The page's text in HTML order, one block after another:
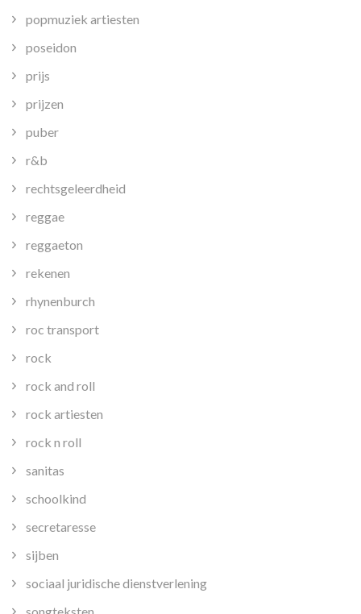
popmuziek artiesten
poseidon
prijs
prijzen
puber
r&b
rechtsgeleerdheid
reggae
reggaeton
rekenen
rhynenburch
roc transport
rock
rock and roll
rock artiesten
rock n roll
sanitas
schoolkind
secretaresse
sijben
sociaal juridische dienstverlening
songteksten